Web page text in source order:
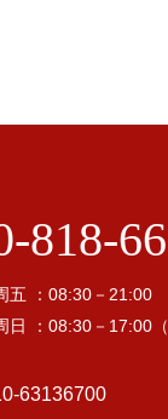
818-
五 ：08:30－21:00
日 ：08:30－17:00
63136700